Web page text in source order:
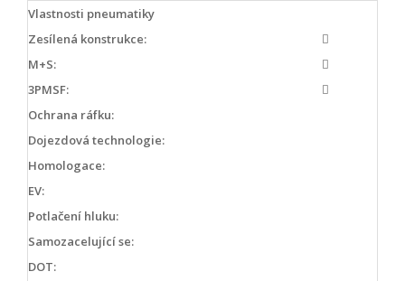
Vlastnosti pneumatiky
Zesílená konstrukce:
M+S:
3PMSF:
Ochrana ráfku:
Dojezdová technologie:
Homologace:
EV:
Potlačení hluku:
Samozacelující se:
DOT: